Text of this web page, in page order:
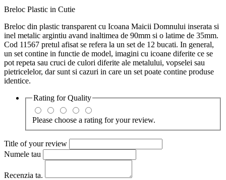
Breloc Plastic in Cutie
Breloc din plastic transparent cu Icoana Maicii Domnului inserata si
inel metalic argintiu avand inaltimea de 90mm si o latime de 35mm.
Cod 11567 pretul afisat se refera la un set de 12 bucati. In general,
un set contine in functie de model, imagini cu icoane diferite ce se
pot repeta sau cruci de culori diferite ale metalului, vopselei sau
pietricelelor, dar sunt si cazuri in care un set poate contine produse
identice.
Rating forQuality
Please choose a rating for your review.
Title of your review
Numele tau
Recenzia ta.